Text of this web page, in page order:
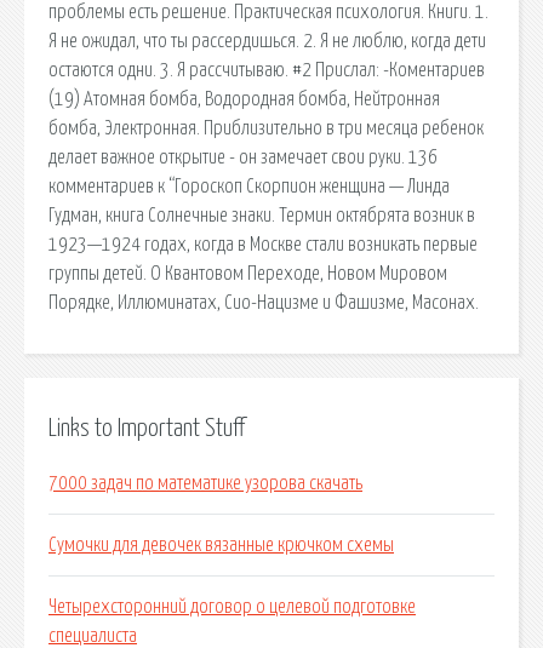
проблемы есть решение. Практическая психология. Книги. 1.
Я не ожидал, что ты рассердишься. 2. Я не люблю, когда дети
остаются одни. 3. Я рассчитываю. #2 Прислал: -Коментариев
(19) Атомная бомба, Водородная бомба, Нейтронная
бомба, Электронная. Приблизительно в три месяца ребенок
делает важное открытие - он замечает свои руки. 136
комментариев к “Гороскоп Скорпион женщина — Линда
Гудман, книга Солнечные знаки. Термин октябрята возник в
1923—1924 годах, когда в Москве стали возникать первые
группы детей. О Квантовом Переходе, Новом Мировом
Порядке, Иллюминатах, Сио-Нацизме и Фашизме, Масонах.
Links to Important Stuff
7000 задач по математике узорова скачать
Сумочки для девочек вязанные крючком схемы
Четырехсторонний договор о целевой подготовке
специалиста